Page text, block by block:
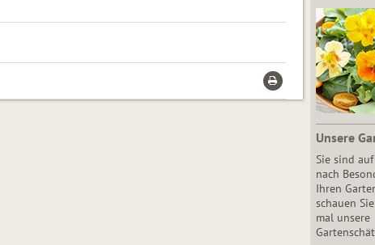
Unsere
Sie sind
nach
Ihren
schauen
mal unsere